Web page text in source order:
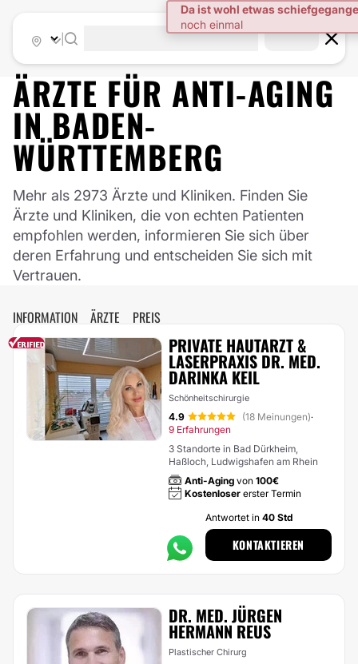
ÄRZTE FÜR ANTI-AGING
INBADEN-
WÜRTTEMBERG
Mehr als 2973 Ärzte und Kliniken. Finden Sie
Ärzte und Kliniken, die von echten Patienten
empfohlen werden, informieren Sie sich über
deren Erfahrung und entscheiden Sie sich mit
Vertrauen.
INFORMATION ÄRZTE PREIS
PRIVATE HAUTARZT &
LASERPRAXIS DR. MED.
DARINKA KEIL
Schönheitschirurgie
4.9 (18 Meinungen)·
9 Erfahrungen
3 Standorte in Bad Dürkheim,
Haßloch, Ludwigshafen am Rhein
Anti-Aging von 100€
Kostenloser erster Termin
Antwortet in 40 Std
KONTAKTIEREN
DR. MED. JÜRGEN
HERMANN REUS
Plastischer Chirurg